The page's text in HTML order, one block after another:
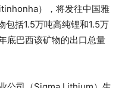
），将发往中国雅
包括1.5万吨高纯锂和1.5万
底巴西该矿物的出口总量